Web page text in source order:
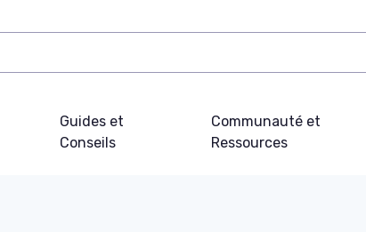
Guides et
Conseils
Communauté et
Ressources